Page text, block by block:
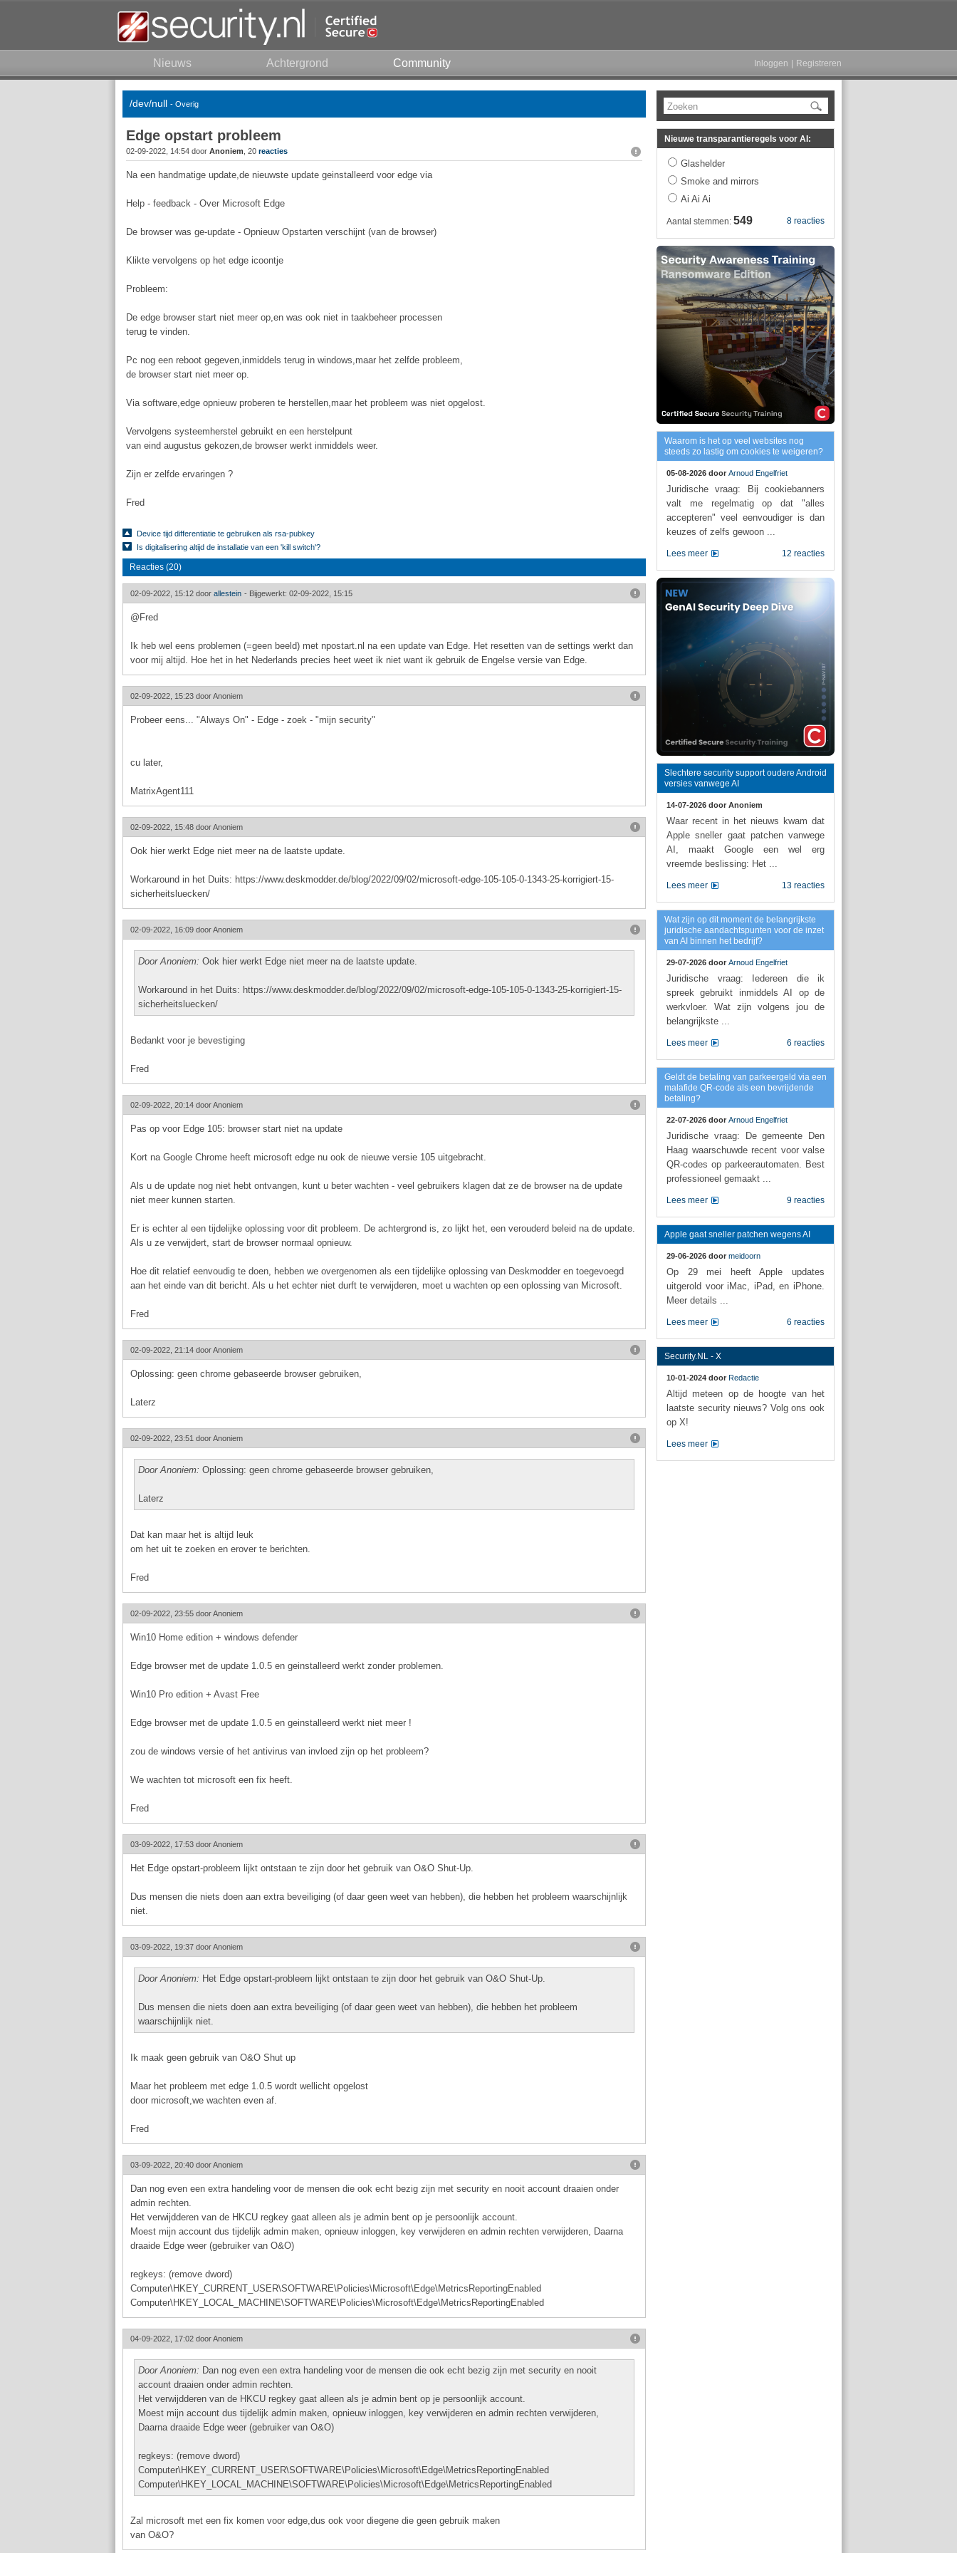
Nieuws Achtergrond Community Inloggen Registreren
/dev/null - Overig
Edge opstart probleem
02-09-2022, 14:54 door Anoniem , 20 reacties
Na een handmatige update,de nieuwste update geinstalleerd voor edge via
Help - feedback - Over Microsoft Edge
De browser was ge-update - Opnieuw Opstarten verschijnt (van de browser)
Klikte vervolgens op het edge icoontje
Probleem:
De edge browser start niet meer op,en was ook niet in taakbeheer processen
terug te vinden.
Pc nog een reboot gegeven,inmiddels terug in windows,maar het zelfde probleem,
de browser start niet meer op.
Via software,edge opnieuw proberen te herstellen,maar het probleem was niet opgelost.
Vervolgens systeemherstel gebruikt en een herstelpunt
van eind augustus gekozen,de browser werkt inmiddels weer.
Zijn er zelfde ervaringen ?
Fred
Device tijd differentiatie te gebruiken als rsa-pubkey
Is digitalisering altijd de installatie van een 'kill switch'?
Reacties (20)
02-09-2022, 15:12 door allestein - Bijgewerkt: 02-09-2022, 15:15
@Fred
Ik heb wel eens problemen (=geen beeld) met npostart.nl na een update van Edge. Het resetten van de settings werkt dan
voor mij altijd. Hoe het in het Nederlands precies heet weet ik niet want ik gebruik de Engelse versie van Edge.
02-09-2022, 15:23 doorAnoniem
Probeer eens... "Always On" - Edge - zoek - "mijn security"
cu later,
MatrixAgent111
02-09-2022, 15:48 doorAnoniem
Ook hier werkt Edge niet meer na de laatste update.
Workaround in het Duits: https://www.deskmodder.de/blog/2022/09/02/microsoft-edge-105-105-0-1343-25-korrigiert-15-
sicherheitsluecken/
02-09-2022, 16:09 doorAnoniem
Door Anoniem: Ook hier werkt Edge niet meer na de laatste update.
Workaround in het Duits: https://www.deskmodder.de/blog/2022/09/02/microsoft-edge-105-105-0-1343-25-korrigiert-15-
sicherheitsluecken/
Bedankt voor je bevestiging
Fred
02-09-2022, 20:14 doorAnoniem
Pas op voor Edge 105: browser start niet na update
Kort na Google Chrome heeft microsoft edge nu ook de nieuwe versie 105 uitgebracht.
Als u de update nog niet hebt ontvangen, kunt u beter wachten - veel gebruikers klagen dat ze de browser na de update
niet meer kunnen starten.
Er is echter al een tijdelijke oplossing voor dit probleem. De achtergrond is, zo lijkt het, een verouderd beleid na de update.
Als u ze verwijdert, start de browser normaal opnieuw.
Hoe dit relatief eenvoudig te doen, hebben we overgenomen als een tijdelijke oplossing van Deskmodder en toegevoegd
aan het einde van dit bericht. Als u het echter niet durft te verwijderen, moet u wachten op een oplossing van Microsoft.
Fred
02-09-2022, 21:14 doorAnoniem
Oplossing: geen chrome gebaseerde browser gebruiken,
Laterz
02-09-2022, 23:51 doorAnoniem
Door Anoniem: Oplossing: geen chrome gebaseerde browser gebruiken,
Laterz
Dat kan maar het is altijd leuk
om het uit te zoeken en erover te berichten.
Fred
02-09-2022, 23:55 doorAnoniem
Win10 Home edition + windows defender
Edge browser met de update 1.0.5 en geinstalleerd werkt zonder problemen.
Win10 Pro edition + Avast Free
Edge browser met de update 1.0.5 en geinstalleerd werkt niet meer !
zou de windows versie of het antivirus van invloed zijn op het probleem?
We wachten tot microsoft een fix heeft.
Fred
03-09-2022, 17:53 doorAnoniem
Het Edge opstart-probleem lijkt ontstaan te zijn door het gebruik van O&O Shut-Up.
Dus mensen die niets doen aan extra beveiliging (of daar geen weet van hebben), die hebben het probleem waarschijnlijk
niet.
03-09-2022, 19:37 doorAnoniem
Door Anoniem: Het Edge opstart-probleem lijkt ontstaan te zijn door het gebruik van O&O Shut-Up.
Dus mensen die niets doen aan extra beveiliging (of daar geen weet van hebben), die hebben het probleem
waarschijnlijk niet.
Ik maak geen gebruik van O&O Shut up
Maar het probleem met edge 1.0.5 wordt wellicht opgelost
door microsoft,we wachten even af.
Fred
03-09-2022, 20:40 doorAnoniem
Dan nog even een extra handeling voor de mensen die ook echt bezig zijn met security en nooit account draaien onder
admin rechten.
Het verwijdderen van de HKCU regkey gaat alleen als je admin bent op je persoonlijk account.
Moest mijn account dus tijdelijk admin maken, opnieuw inloggen, key verwijderen en admin rechten verwijderen, Daarna
draaide Edge weer (gebruiker van O&O)
regkeys: (remove dword)
Computer\HKEY_CURRENT_USER\SOFTWARE\Policies\Microsoft\Edge\MetricsReportingEnabled
Computer\HKEY_LOCAL_MACHINE\SOFTWARE\Policies\Microsoft\Edge\MetricsReportingEnabled
04-09-2022, 17:02 doorAnoniem
Door Anoniem: Dan nog even een extra handeling voor de mensen die ook echt bezig zijn met security en nooit
account draaien onder admin rechten.
Het verwijdderen van de HKCU regkey gaat alleen als je admin bent op je persoonlijk account.
Moest mijn account dus tijdelijk admin maken, opnieuw inloggen, key verwijderen en admin rechten verwijderen,
Daarna draaide Edge weer (gebruiker van O&O)
regkeys: (remove dword)
Computer\HKEY_CURRENT_USER\SOFTWARE\Policies\Microsoft\Edge\MetricsReportingEnabled
Computer\HKEY_LOCAL_MACHINE\SOFTWARE\Policies\Microsoft\Edge\MetricsReportingEnabled
Zal microsoft met een fix komen voor edge,dus ook voor diegene die geen gebruik maken
van O&O?
Zoeken
Nieuwe transparantieregels voor AI:
Glashelder
Smoke and mirrors
Ai Ai Ai
8 reacties
Aantal stemmen: 549
Waarom is het op veel websites nog
steeds zo lastig om cookies te weigeren?
05-08-2026 door Arnoud Engelfriet
Juridische vraag: Bij cookiebanners
valt me regelmatig op dat "alles
accepteren" veel eenvoudiger is dan
keuzes of zelfs gewoon ...
12 reacties
Lees meer
Slechtere security support oudere Android
versies vanwege AI
14-07-2026 door Anoniem
Waar recent in het nieuws kwam dat
Apple sneller gaat patchen vanwege
AI, maakt Google een wel erg
vreemde beslissing: Het ...
13 reacties
Lees meer
Wat zijn op dit moment de belangrijkste
juridische aandachtspunten voor de inzet
van AI binnen het bedrijf?
29-07-2026 door Arnoud Engelfriet
Juridische vraag: Iedereen die ik
spreek gebruikt inmiddels AI op de
werkvloer. Wat zijn volgens jou de
belangrijkste ...
6 reacties
Lees meer
Geldt de betaling van parkeergeld via een
malafide QR-code als een bevrijdende
betaling?
22-07-2026 door Arnoud Engelfriet
Juridische vraag: De gemeente Den
Haag waarschuwde recent voor valse
QR-codes op parkeerautomaten. Best
professioneel gemaakt ...
9 reacties
Lees meer
Apple gaat sneller patchen wegens AI
29-06-2026 door meidoorn
Op 29 mei heeft Apple updates
uitgerold voor iMac, iPad, en iPhone.
Meer details ...
6 reacties
Lees meer
Security.NL - X
10-01-2024 door Redactie
Altijd meteen op de hoogte van het
laatste security nieuws? Volg ons ook
op X!
Lees meer